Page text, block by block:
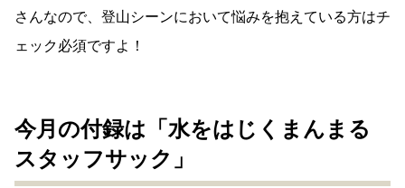
さんなので、登山シーンにおいて悩みを抱えている方はチ
ェック必須ですよ！
今月の付録は「水をはじくまんまる
スタッフサック」